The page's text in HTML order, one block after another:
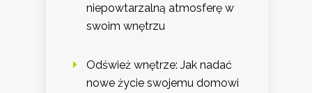
niepowtarzalną atmosferę w
swoim wnętrzu
Odśwież wnętrze: Jak nadać
nowe życie swojemu domowi